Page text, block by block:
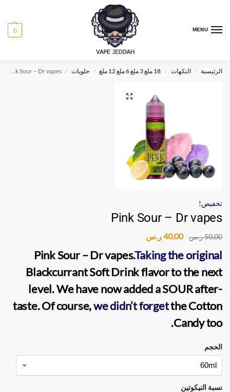
MENU
0
الرئيسية / النكهات / 18 ملغ 3 ملغ 6 ملغ 12 ملغ / حلويات /
Pink Sour – Dr vapes
تخفيض!
Pink Sour – Dr vapes
50,00ر.س 40,00ر.س
Pink Sour – Dr vapes.Taking the original
Blackcurrant Soft Drink flavor to the next
level. We have now added a SOUR after-
taste. Of course,we didn’t forgetthe Cotton
Candy too.
الحجم
نسبة النيكوتين